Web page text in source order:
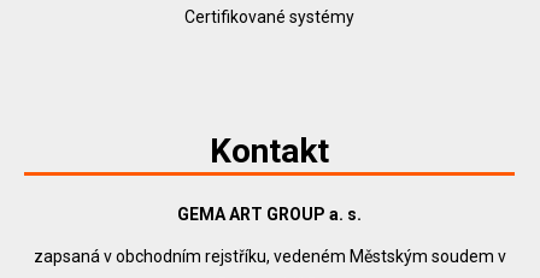
Certifikované systémy
Kontakt
GEMA ART GROUP a. s.
zapsaná v obchodním rejstříku, vedeném Městským soudem v